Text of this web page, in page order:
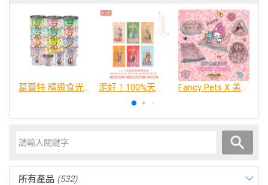
葛蕾特 精緻食光 主食貓罐、貓餐包 泥好！100%天然營養蔬果肉泥 Fancy Pets X 美樂蒂 百變造型寵物睡床墊
所有產品 (532)